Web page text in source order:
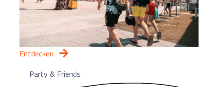
Entdecken
Party & Friends